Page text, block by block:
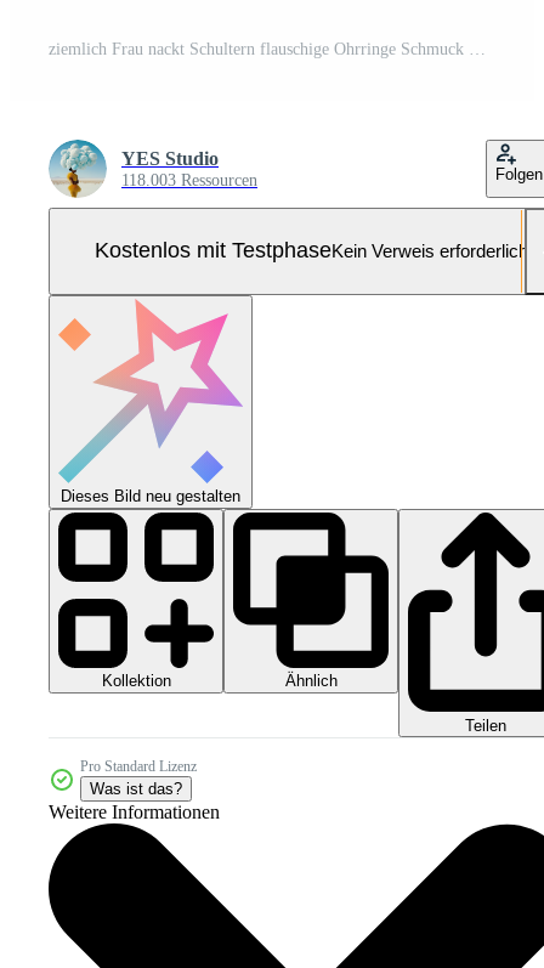
YES Studio
118.003 Ressourcen Folgen
Kostenlos mit TestphaseKein Verweis erforderlich
Dieses Bild neu gestalten
Kollektion Ähnlich
Teilen
Pro Standard Lizenz
Was ist das?
Weitere Informationen